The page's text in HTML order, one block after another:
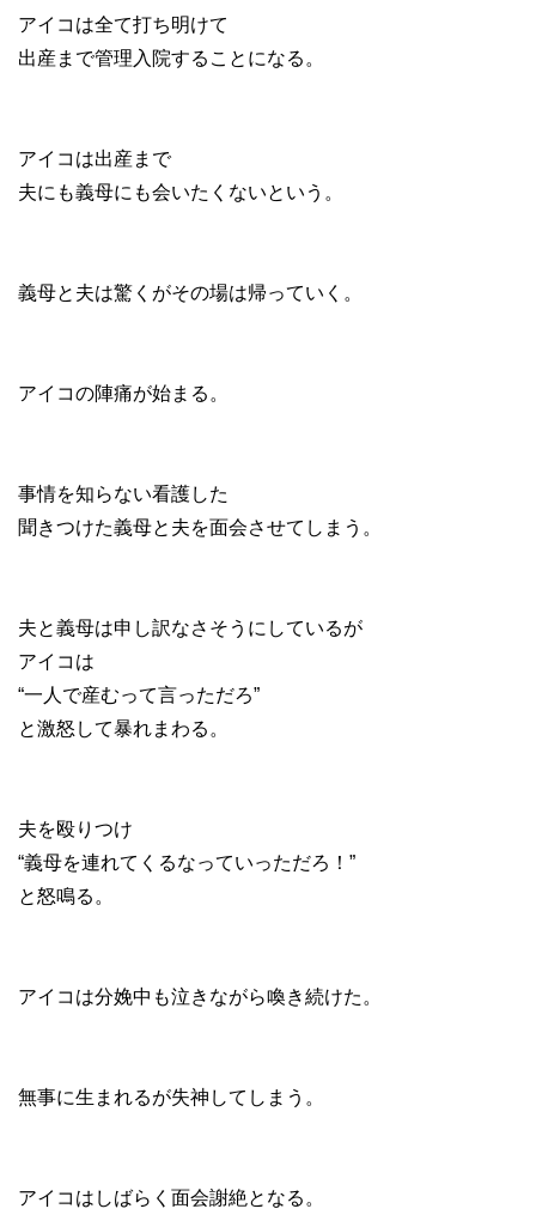
アイコは全て打ち明けて
出産まで管理入院することになる。
アイコは出産まで
夫にも義母にも会いたくないという。
義母と夫は驚くがその場は帰っていく。
アイコの陣痛が始まる。
事情を知らない看護した
聞きつけた義母と夫を面会させてしまう。
夫と義母は申し訳なさそうにしているが
アイコは
“一人で産むって言っただろ”
と激怒して暴れまわる。
夫を殴りつけ
“義母を連れてくるなっていっただろ！”
と怒鳴る。
アイコは分娩中も泣きながら喚き続けた。
無事に生まれるが失神してしまう。
アイコはしばらく面会謝絶となる。